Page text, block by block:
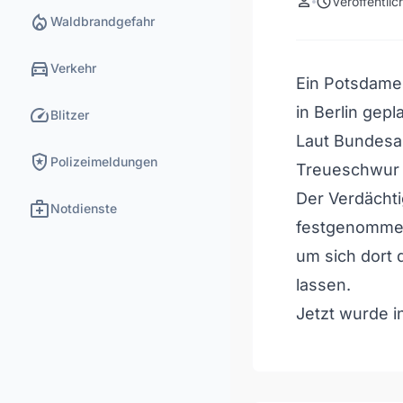
local_fire_department Waldbrandgefahr
directions_carVerkehr
speedBlitzer
local_police Polizeimeldungen
medical_servicesNotdienste
Ein
in Berlin
Laut
Treueschwur
Der
um sich dort
lassen.
Jetzt wurde